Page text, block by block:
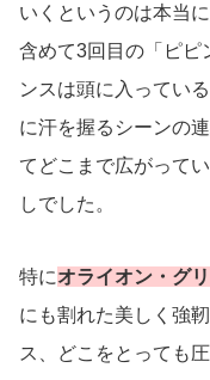
いくというのは本当
含めて3回目の「ピピ
ンスは頭に入ってい
に汗を握るシーンの
てどこまで広がって
しでした。
特にオライオン・グ
にも割れた美しく強
ス、どこをとっても